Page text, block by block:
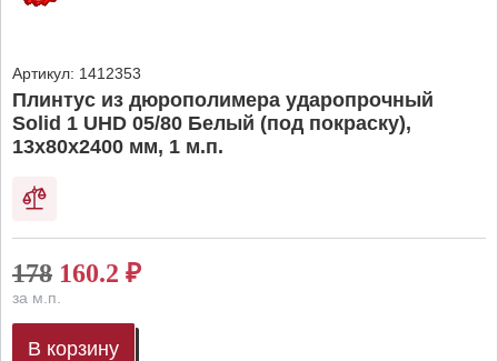
Артикул: 1412353
Плинтус из дюрополимера ударопрочный
Solid 1 UHD 05/80 Белый (под покраску),
13х80х2400 мм, 1 м.п.
178 160.2 ₽
за м.п.
В корзину